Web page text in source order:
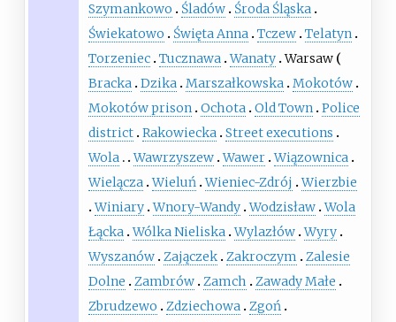
Szymankowo
Śladów
Środa Śląska
Świekatowo
Święta Anna Tczew Telatyn
Torzeniec Tucznawa Wanaty Warsaw
Bracka Dzika Marszałkowska Mokotów
Mokotów prison Ochota Old Town Police
district Rakowiecka Street executions
Wola
Wawrzyszew Wawer Wiązownica
Wielącza Wieluń Wieniec-Zdrój
Wierzbie
Winiary Wnory-Wandy Wodzisław Wola
Łącka Wólka Nieliska Wylazłów Wyry
Wyszanów Zajączek Zakroczym
Zalesie
Dolne
Zambrów Zamch
Zawady Małe
Zbrudzewo
Zdziechowa Zgoń